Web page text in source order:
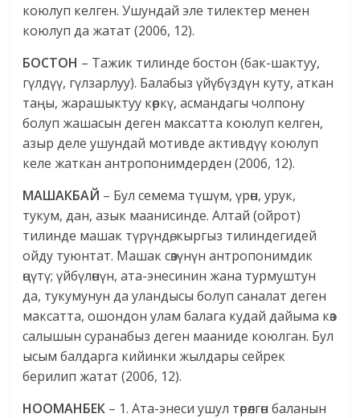
коюлуп келген. Ушундай эле тилектер менен
коюлуп да жатат (2006, 12).
БОСТОН – Тажик тилинде бостон (бак-шактуу,
гүлдүү, гүлзарлуу). Балабыз үйүбүздүн куту, аткан
таңы, жарашыктуу көркү, асмандагы чолпону
болуп жашасын деген максатта коюлуп келген,
азыр деле ушундай мотивде активдүү коюлуп
келе жаткан антропонимдерден (2006, 12).
МАШАКБАЙ – Бул семема түшүм, үрөн, урук,
тукум, дан, азык маанисинде. Алтай (ойрот)
тилинде машак түрүндө, кыргыз тилиндегидей
ойду туюнтат. Машак сөзүнүн антропонимдик
өңүтү; үйбүлөнүн, ата-энесинин жана турмуштун
да, тукумунун да уландысы болуп саналат деген
максатта, ошондон улам балага кудай дайыма көз
салышын суранабыз деген мааниде коюлган. Бул
ысым балдарга кийинки жылдары сейрек
берилип жатат (2006, 12).
НООМАНБЕК – 1. Ата-энеси ушул төрөлгөн баланын